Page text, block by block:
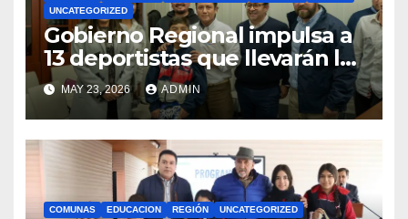
UNCATEGORIZED
Gobierno Regional impulsa a
13 deportistas que llevarán la
bandera maulina a
competencias
internacionales
MAY 23, 2026 ADMIN
COMUNAS EDUCACION REGIÓN UNCATEGORIZED